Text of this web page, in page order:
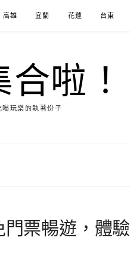
高雄 宜蘭 花蓮 台東
合啦！
喝玩樂的執著份子
票暢遊，體驗